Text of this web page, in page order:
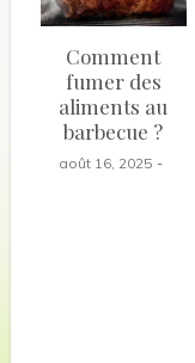
Comment
fumer des
aliments au
barbecue ?
août 16, 2025